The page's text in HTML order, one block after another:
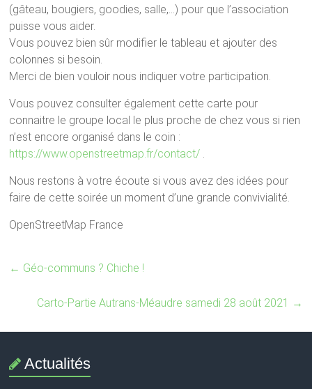
(gâteau, bougiers, goodies, salle,…) pour que l’association
puisse vous aider.
Vous pouvez bien sûr modifier le tableau et ajouter des
colonnes si besoin.
Merci de bien vouloir nous indiquer votre participation.
Vous pouvez consulter également cette carte pour
connaitre le groupe local le plus proche de chez vous si rien
n’est encore organisé dans le coin :
https://www.openstreetmap.fr/contact/ .
Nous restons à votre écoute si vous avez des idées pour
faire de cette soirée un moment d’une grande convivialité.
OpenStreetMap France
← Géo-communs ? Chiche !
Carto-Partie Autrans-Méaudre samedi 28 août 2021 →
Actualités